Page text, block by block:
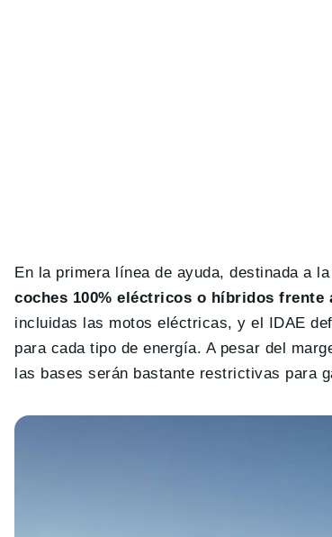
En la primera línea de ayuda, destinada a
coches 100% eléctricos o híbridos
incluidas las motos eléctricas, y el IDAE
para cada tipo de energía. A pesar del
las bases serán bastante restrictivas para